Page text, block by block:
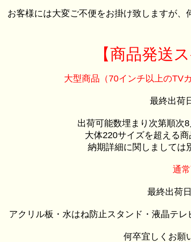
お客様には大変ご不便をお掛け致しますが、
【商品発送
大型商品（70インチ以上のTV
最終出荷
出荷可能数埋まり次第順次8
大体220サイズを超える商
納期詳細に関しましては
通
最終出荷
アクリル板・水はね防止スタンド・液晶テレ
何卒宜しくお願